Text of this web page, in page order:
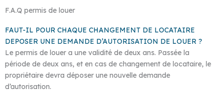
F.A.Q permis de louer
FAUT-IL POUR CHAQUE CHANGEMENT DE LOCATAIRE
DEPOSER UNE DEMANDE D’AUTORISATION DE LOUER ?
Le permis de louer a une validité de deux ans. Passée la
période de deux ans, et en cas de changement de locataire, le
propriétaire devra déposer une nouvelle demande
d’autorisation.